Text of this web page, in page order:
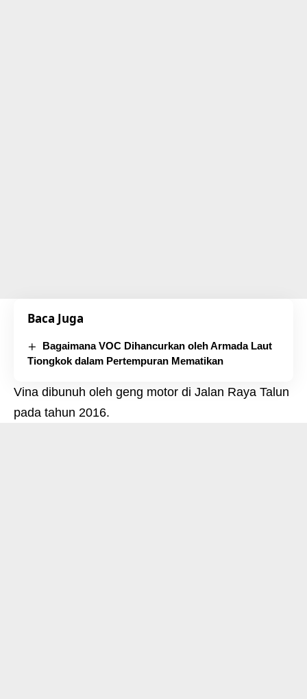
Baca Juga
Bagaimana VOC Dihancurkan oleh Armada Laut
Tiongkok dalam Pertempuran Mematikan
Vina dibunuh oleh geng motor di Jalan Raya Talun
pada tahun 2016.